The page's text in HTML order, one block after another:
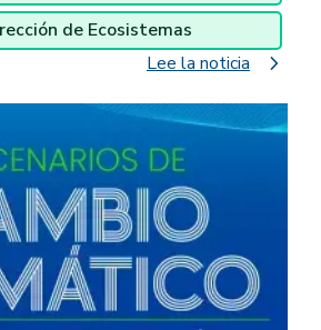
de Ecosistemas
Lee la noticia
navigate_next